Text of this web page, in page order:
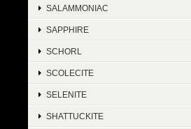
SALAMMONIAC
SAPPHIRE
SCHORL
SCOLECITE
SELENITE
SHATTUCKITE